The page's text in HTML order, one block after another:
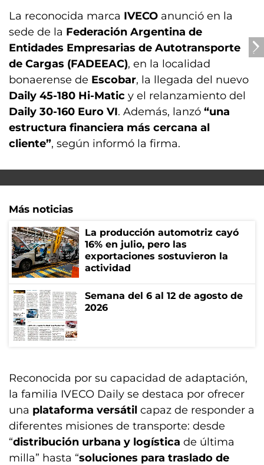
La reconocida marca IVECO anunció en la
sede de la Federación Argentina de
Entidades Empresarias de Autotransporte
de Cargas (FADEEAC), en la localidad
bonaerense de Escobar, la llegada del nuevo
Daily 45-180 Hi-Matic y el relanzamiento del
Daily 30-160 Euro VI. Además, lanzó “una
estructura financiera más cercana al
cliente”, según informó la firma.
Más noticias
La producción automotriz cayó
16% en julio, pero las
exportaciones sostuvieron la
actividad
Semana del 6 al 12 de agosto de
2026
Reconocida por su capacidad de adaptación,
la familia IVECO Daily se destaca por ofrecer
una plataforma versátil capaz de responder a
diferentes misiones de transporte: desde
“distribución urbana y logística de última
milla” hasta “soluciones para traslado de